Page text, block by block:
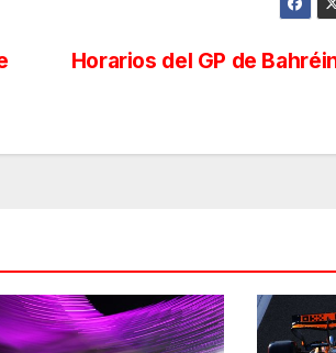
Horarios del GP de